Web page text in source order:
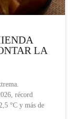
LA
récord
°C y más de